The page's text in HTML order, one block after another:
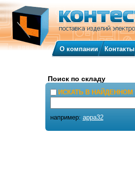
О компании Контакты
Поиск по складу
ИСКАТЬ В НАЙДЕННОМ
например: appa32